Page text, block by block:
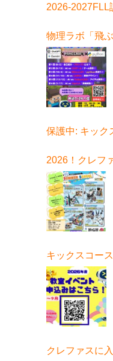
2026-2027FLL
物理ラボ「飛
まる！
保護中: キック
2026！クレフ
キックスコー
クレファスに